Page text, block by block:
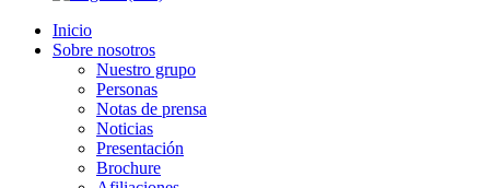
Inicio
Sobre nosotros
Nuestro grupo
Personas
Notas de prensa
Noticias
Presentación
Brochure